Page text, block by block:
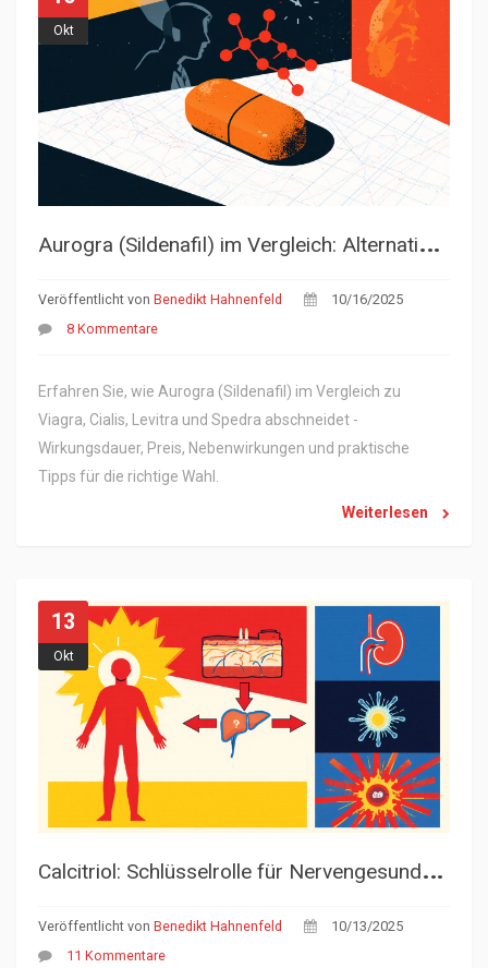
Okt
A
urogra (Sildenafil) im Vergleich: Alternativen, Wirkungsdauer & Kosten
Veröffentlicht von Benedikt Hahnenfeld
10/16/2025
8 Kommentare
Erfahren Sie, wie Aurogra (Sildenafil) im Vergleich zu
Viagra, Cialis, Levitra und Spedra abschneidet -
Wirkungsdauer, Preis, Nebenwirkungen und praktische
Tipps für die richtige Wahl.
Weiterlesen
13
Okt
C
alcitriol: Schlüsselrolle für Nervengesundheit und Neuropathie
Veröffentlicht von Benedikt Hahnenfeld
10/13/2025
11 Kommentare